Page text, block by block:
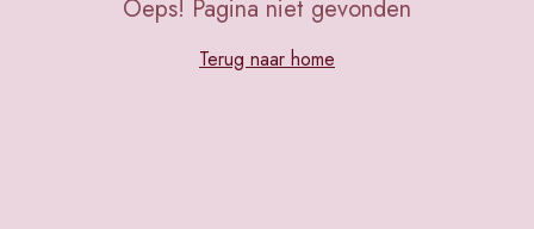
Oeps! Pagina niet gevonden
Terug naar home